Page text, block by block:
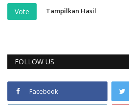
Vote Tampilkan Hasil
FOLLOW US
Facebook